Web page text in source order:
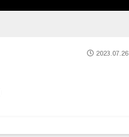
2023.07.26